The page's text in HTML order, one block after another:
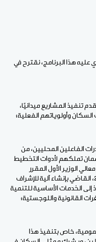
هذا البرنامج، نقترح في
تنفيذ المشاريع ميدانيًا،
وأولوياتهم الفعلية؛
الفاعلين المحليين، من
تملكهم لأدوات التخطيط
الوزير الأول المقرر
رقــــــــــــــــــــم: 522 بتاريخ 16 مايو 2025، القاضي بإنشاء آلية للإشراف
إلى الخدمات الأساسية للتنمية
القانونية واللوجستية؛
خاص بتنفيذ هذا